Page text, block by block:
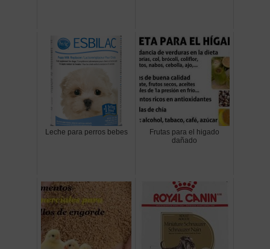
Leche para perros bebes
Frutas para el higado
dañado